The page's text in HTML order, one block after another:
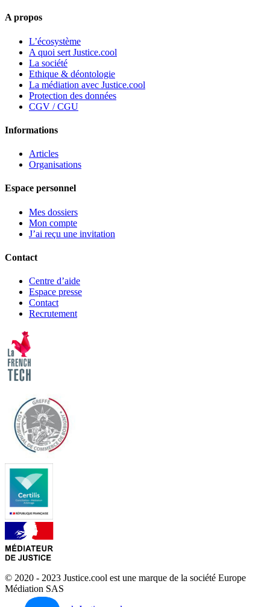
A propos
L’écosystème
A quoi sert Justice.cool
La société
Ethique & déontologie
La médiation avec Justice.cool
Protection des données
CGV / CGU
Informations
Articles
Organisations
Espace personnel
Mes dossiers
Mon compte
J’ai reçu une invitation
Contact
Centre d’aide
Espace presse
Contact
Recrutement
© 2020 - 2023 Justice.cool est une marque de la société Europe
Médiation SAS